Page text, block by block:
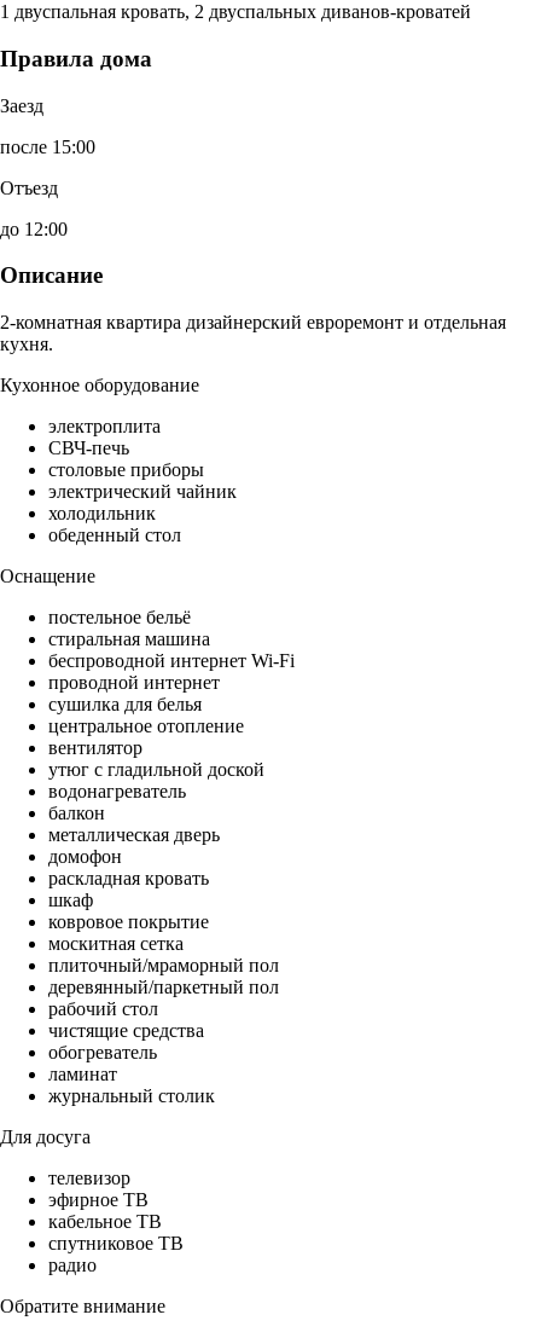
1 двуспальная кровать, 2 двуспальных диванов-кроватей
Правила дома
Заезд
после 15:00
Отъезд
до 12:00
Описание
2-комнатная квартира дизайнерский евроремонт и отдельная
кухня.
Кухонное оборудование
электроплита
СВЧ-печь
столовые приборы
электрический чайник
холодильник
обеденный стол
Оснащение
постельное бельё
стиральная машина
беспроводной интернет Wi-Fi
проводной интернет
сушилка для белья
центральное отопление
вентилятор
утюг с гладильной доской
водонагреватель
балкон
металлическая дверь
домофон
раскладная кровать
шкаф
ковровое покрытие
москитная сетка
плиточный/мраморный пол
деревянный/паркетный пол
рабочий стол
чистящие средства
обогреватель
ламинат
журнальный столик
Для досуга
телевизор
эфирное ТВ
кабельное ТВ
спутниковое ТВ
радио
Обратите внимание